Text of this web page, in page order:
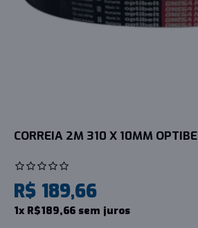
CORREIA 2M 310 X 10MM
R$ 189,66
1x R$189,66 sem juros